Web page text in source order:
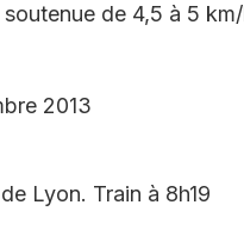
de 4,5 à 5
2013
Lyon. Train à 8h19